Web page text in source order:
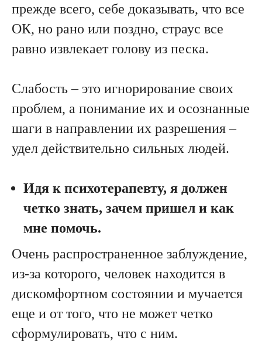
прежде всего, себе доказывать, что все
ОК, но рано или поздно, страус все
равно извлекает голову из песка.
Слабость – это игнорирование своих
проблем, а понимание их и осознанные
шаги в направлении их разрешения –
удел действительно сильных людей.
Идя к психотерапевту, я должен
четко знать, зачем пришел и как
мне помочь.
Очень распространенное заблуждение,
из-за которого, человек находится в
дискомфортном состоянии и мучается
еще и от того, что не может четко
сформулировать, что с ним.